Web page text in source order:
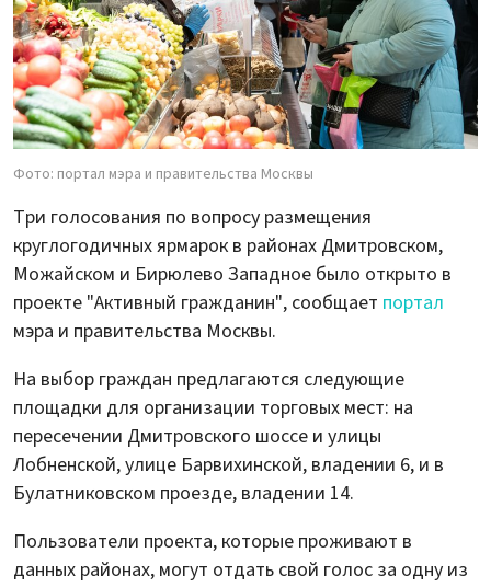
Фото: портал мэра и правительства Москвы
Три голосования по вопросу размещения
круглогодичных ярмарок в районах Дмитровском,
Можайском и Бирюлево Западное было открыто в
проекте "Активный гражданин", сообщает портал
мэра и правительства Москвы.
На выбор граждан предлагаются следующие
площадки для организации торговых мест: на
пересечении Дмитровского шоссе и улицы
Лобненской, улице Барвихинской, владении 6, и в
Булатниковском проезде, владении 14.
Пользователи проекта, которые проживают в
данных районах, могут отдать свой голос за одну из